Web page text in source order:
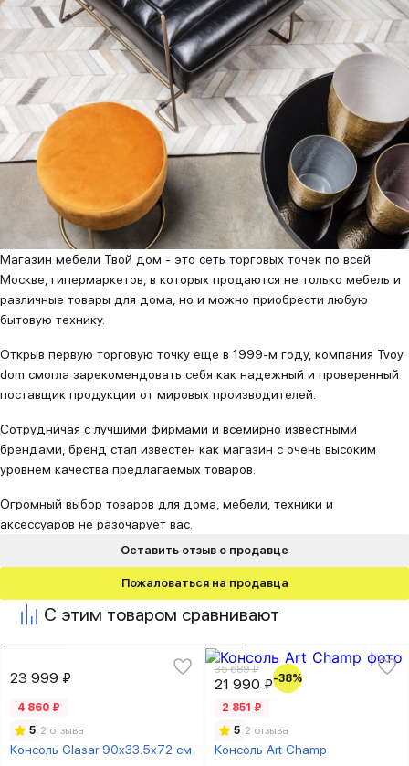
Оставить отзыв о продавце
Пожаловаться на продавца
Магазин мебели Твой дом - это сеть торговых точек по всей
Москве, гипермаркетов, в которых продаются не только мебель и
различные товары для дома, но и можно приобрести любую
бытовую технику.
Открыв первую торговую точку еще в 1999-м году, компания Tvoy
dom смогла зарекомендовать себя как надежный и проверенный
поставщик продукции от мировых производителей.
Сотрудничая с лучшими фирмами и всемирно известными
брендами, бренд стал известен как магазин с очень высоким
уровнем качества предлагаемых товаров.
Огромный выбор товаров для дома, мебели, техники и
аксессуаров не разочарует вас.
С этим товаром сравнивают
23 999 ₽
4 860 ₽
5 2 отзыва
Консоль Glasar 90x33.5x72 см
35 689 ₽
21 990 ₽-38%
2 851 ₽
5 2 отзыва
Консоль Art Champ